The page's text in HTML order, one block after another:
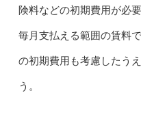
険料などの初期費用が必要
毎月支払える範囲の賃料
の初期費用も考慮したう
う。